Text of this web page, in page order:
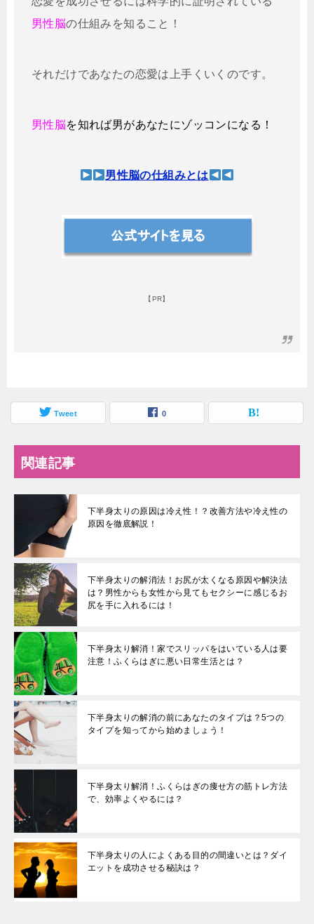
男性脳の仕組みを知ること！
それだけであなたの恋愛は上手くいくのです。
男性脳を知れば男があなたにゾッコンになる！
男性脳の仕組みとは
【PR】
Tweet 0
関連記事
下半身太りの原因は冷え性！？改善方法や冷え性の
原因を徹底解説！
下半身太りの解消法！お尻が太くなる原因や解決法
は？男性からも女性から見てもセクシーに感じるお
尻を手に入れるには！
下半身太り解消！家でスリッパをはいている人は要
注意！ふくらはぎに悪い日常生活とは？
下半身太りの解消の前にあなたのタイプは？5つの
タイプを知ってから始めましょう！
下半身太り解消！ふくらはぎの痩せ方の筋トレ方法
で、効率よくやるには？
下半身太りの人によくある目的の間違いとは？ダイ
エットを成功させる秘訣は？